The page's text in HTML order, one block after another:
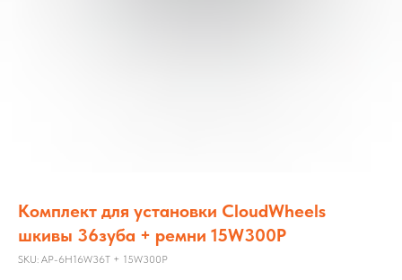
Комплект для установки CloudWheels
шкивы 36зуба + ремни 15W300P
SKU: AP-6H16W36T + 15W300P